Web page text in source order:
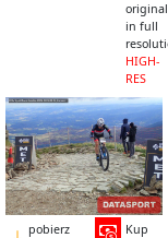
original
in full
HIGH-
RES
pobierz
Kup